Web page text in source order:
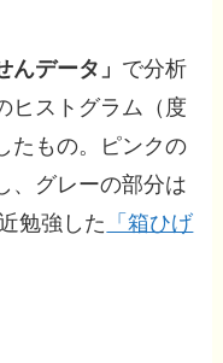
んデータ」 で分析
ヒストグラム（度
たもの。ピンクの
、グレーの部分は
勉強した 「箱ひげ